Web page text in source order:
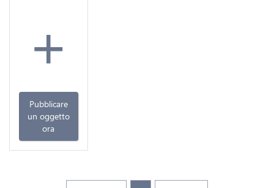
+
Pubblicare
un oggetto
ora